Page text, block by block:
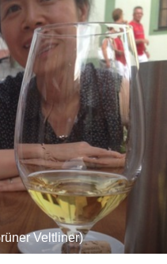
Veltliner)